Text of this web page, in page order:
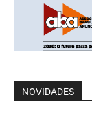
NOVIDADES